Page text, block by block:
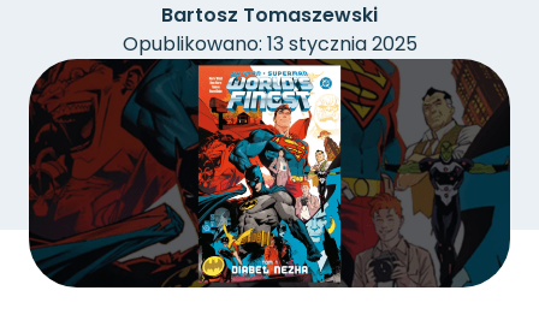
Bartosz Tomaszewski
Opublikowano: 13 stycznia 2025